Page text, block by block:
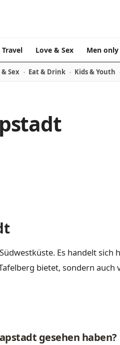
Travel Love & Sex Men only
& Sex Eat & Drink Kids & Youth
Es handelt sich
bietet, sondern auch
gesehen haben?